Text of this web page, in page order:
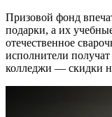
Призовой фонд
подарки, а их
отечественное
исполнители
колледжи — скидки